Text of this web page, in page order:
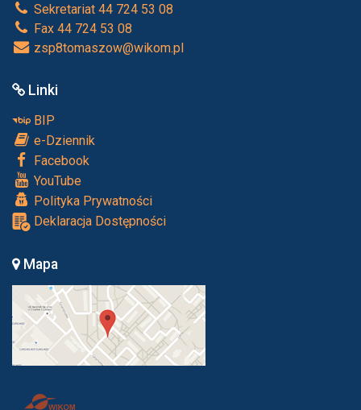
Sekretariat 44 724 53 08
Fax 44 724 53 08
zsp8tomaszow@wikom.pl
Linki
BIP
e-Dziennik
Facebook
YouTube
Polityka Prywatności
Deklaracja Dostępności
Mapa